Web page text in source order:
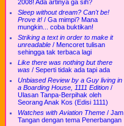
2008! Ada artinya ga sih?
Sleep without dream? Can't be!
Prove it! / Ga mimpi? Mana
mungkin... coba buktikan!
Striking a text in order to make it
unreadable / Mencoret tulisan
sehingga tak terbaca lagi
Like there was nothing but there
was / Seperti tidak ada tapi ada
Unbiased Review by a Guy living in
a Boarding House, 1111 Edition /
Ulasan Tanpa-Berpihak oleh
Seorang Anak Kos (Edisi 1111)
Watches with Aviation Theme / Jam
Tangan dengan tema Penerbangan